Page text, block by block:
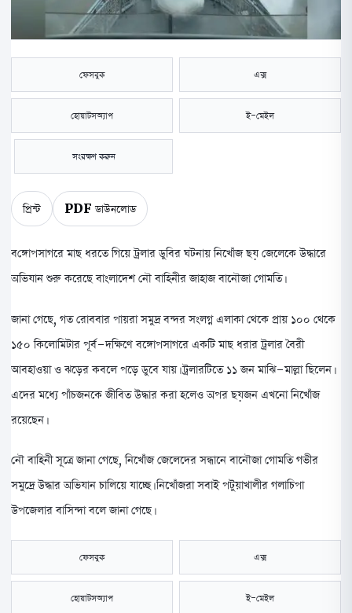
ফেসবুক এক্স
হোয়াটসঅ্যাপ ই-মেইল
সংরক্ষণ করুন
প্রিন্ট PDF ডাউনলোড
বঙ্গোপসাগরে মাছ ধরতে গিয়ে ট্রলার ডুবির ঘটনায় নিখোঁজ ছয় জেলেকে উদ্ধারে
অভিযান শুরু করেছে বাংলাদেশ নৌ বাহিনীর জাহাজ বানৌজা গোমতি।
জানা গেছে, গত রোববার পায়রা সমুদ্র বন্দর সংলগ্ন এলাকা থেকে প্রায় ১০০ থেকে
১৫০ কিলোমিটার পূর্ব-দক্ষিণে বঙ্গোপসাগরে একটি মাছ ধরার ট্রলার বৈরী
আবহাওয়া ও ঝড়ের কবলে পড়ে ডুবে যায়। ট্রলারটিতে ১১ জন মাঝি-মাল্লা ছিলেন।
এদের মধ্যে পাঁচজনকে জীবিত উদ্ধার করা হলেও অপর ছয়জন এখনো নিখোঁজ
রয়েছেন।
নৌ বাহিনী সূত্রে জানা গেছে, নিখোঁজ জেলেদের সন্ধানে বানৌজা গোমতি গভীর
সমুদ্রে উদ্ধার অভিযান চালিয়ে যাচ্ছে। নিখোঁজরা সবাই পটুয়াখালীর গলাচিপা
উপজেলার বাসিন্দা বলে জানা গেছে।
ফেসবুক এক্স
হোয়াটসঅ্যাপ ই-মেইল